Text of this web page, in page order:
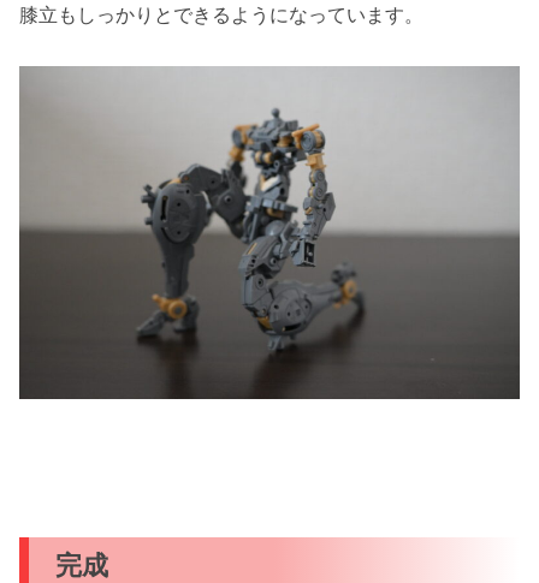
膝立もしっかりとできるようになっています。
完成